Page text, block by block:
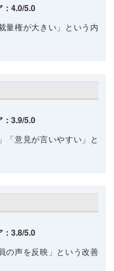
：4.0/5.0
量権が大きい」という内
：3.9/5.0
「意見が言いやすい」と
：3.8/5.0
の声を反映」という改善